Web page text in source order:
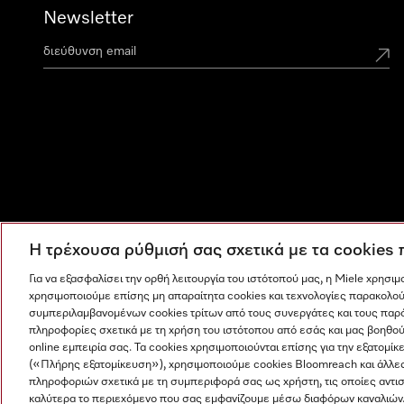
Newsletter
Η εταιρεία μας Όροι και Προϋποθέσεις Προστασία
Η τρέχουσα ρύθμισή σας σχετικά με τα
Για να εξασφαλίσει την ορθή λειτουργία του ιστότοπού μας, η Miele
χρησιμοποιούμε επίσης μη απαραίτητα cookies και τεχνολογίες
συμπεριλαμβανομένων cookies τρίτων από τους συνεργάτες και τους
πληροφορίες σχετικά με τη χρήση του ιστότοπου από εσάς και μας
online εμπειρία σας. Τα cookies χρησιμοποιούνται επίσης για την
(«Πλήρης εξατομίκευση»), χρησιμοποιούμε cookies Bloomreach και
πληροφοριών σχετικά με τη συμπεριφορά σας ως χρήστη, τις οποίες
καλύτερα το περιεχόμενο που σας εμφανίζουμε μέσω διαφόρων